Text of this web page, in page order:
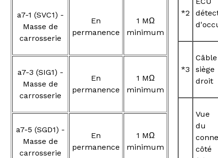
a7-1 (SVC1) -
Masse de
carrosserie
En
permanence
1 MΩ
minimum
a7-3 (SIG1) -
Masse de
carrosserie
En
permanence
1 MΩ
minimum
a7-5 (SGD1) -
Masse de
carrosserie
En
permanence
1 MΩ
minimum
*2
*3
droit
Vue
du
côté